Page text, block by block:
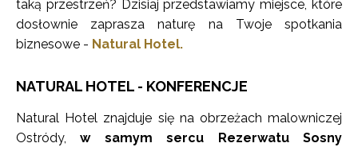
taką przestrzeń? Dzisiaj przedstawiamy miejsce, które
dosłownie zaprasza naturę na Twoje spotkania
biznesowe - Natural Hotel.
NATURAL HOTEL - KONFERENCJE
Natural Hotel znajduje się na obrzeżach malowniczej
Ostródy,w samym sercu Rezerwatu Sosny